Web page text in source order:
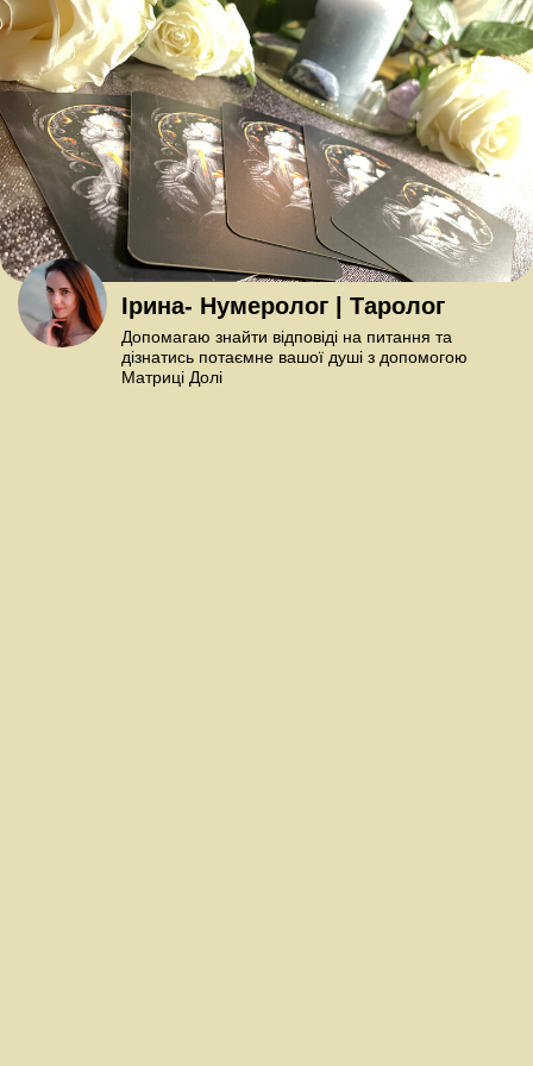
Ірина- Нумеролог | Таролог
Допомагаю знайти відповіді на питання та
дізнатись потаємне вашої душі з допомогою
Матриці Долі